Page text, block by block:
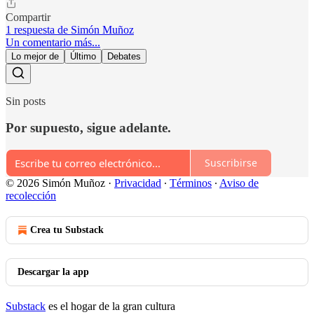
Compartir
1 respuesta de Simón Muñoz
Un comentario más...
Lo mejor de Último Debates
Sin posts
Por supuesto, sigue adelante.
Suscribirse
© 2026 Simón Muñoz · Privacidad ∙ Términos ∙ Aviso de
recolección
Crea tu Substack
Descargar la app
Substack es el hogar de la gran cultura